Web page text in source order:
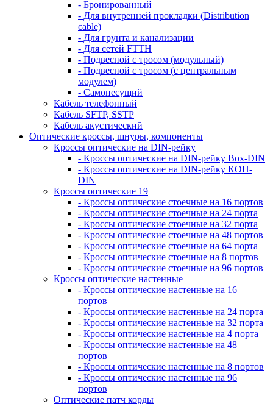
- Бронированный
- Для внутренней прокладки (Distribution
cable)
- Для грунта и канализации
- Для сетей FTTH
- Подвесной с тросом (модульный)
- Подвесной с тросом (с центральным
модулем)
- Самонесущий
Кабель телефонный
Кабель SFTP, SSTP
Кабель акустический
Оптические кроссы, шнуры, компоненты
Кроссы оптические на DIN-рейку
- Кроссы оптические на DIN-рейку Box-DIN
- Кроссы оптические на DIN-рейку КОН-
DIN
Кроссы оптические 19
- Кроссы оптические стоечные на 16 портов
- Кроссы оптические стоечные на 24 порта
- Кроссы оптические стоечные на 32 порта
- Кроссы оптические стоечные на 48 портов
- Кроссы оптические стоечные на 64 порта
- Кроссы оптические стоечные на 8 портов
- Кроссы оптические стоечные на 96 портов
Кроссы оптические настенные
- Кроссы оптические настенные на 16
портов
- Кроссы оптические настенные на 24 порта
- Кроссы оптические настенные на 32 порта
- Кроссы оптические настенные на 4 порта
- Кроссы оптические настенные на 48
портов
- Кроссы оптические настенные на 8 портов
- Кроссы оптические настенные на 96
портов
Оптические патч корды